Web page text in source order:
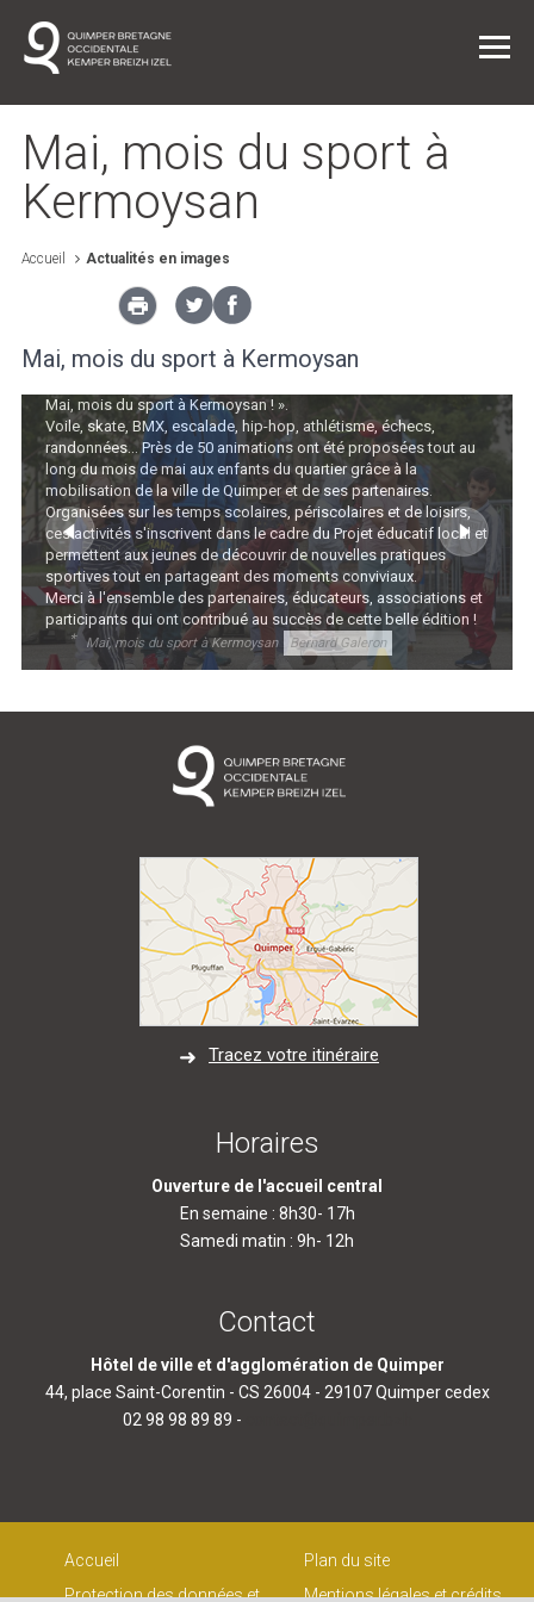
Vie quotidienne
Entreprendre dans l'agglo
L'agglo / L'institution
Projets
Marée Météo/UV Webcam Select Language
BREZHONEG
Mai, mois du sport à
Kermoysan
Accueil Actualités en images
Mai, mois du sport à Kermoysan
Mai, mois du sport à Kermoysan ! ».
Voile, skate, BMX, escalade, hip-hop, athlétisme, échecs,
randonnées... Près de 50 animations ont été proposées tout au
long du mois de mai aux enfants du quartier grâce à la
mobilisation de la ville de Quimper et de ses partenaires.
Organisées sur les temps scolaires, périscolaires et de loisirs,
ces activités s'inscrivent dans le cadre du Projet éducatif local et
permettent aux jeunes de découvrir de nouvelles pratiques
sportives tout en partageant des moments conviviaux.
Merci à l'ensemble des partenaires, éducateurs, associations et
participants qui ont contribué au succès de cette belle édition !
Mai, mois du sport à Kermoysan Bernard Galeron
Tracez votre itinéraire
Horaires
Ouverture de l'accueil central
En semaine : 8h30- 17h
Samedi matin : 9h- 12h
Contact
Hôtel de ville et d'agglomération de Quimper
44, place Saint-Corentin - CS 26004 - 29107 Quimper cedex
02 98 98 89 89 -
Accueil
Plan du site
Protection des données et
Mentions légales et crédits